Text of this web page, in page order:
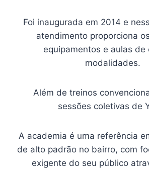
Foi inaugurada em 2014 e
atendimento proporciona
equipamentos e aulas de
modalidades.
Além de treinos
sessões coletivas de
A academia é uma referência
de alto padrão no bairro, com
exigente do seu público